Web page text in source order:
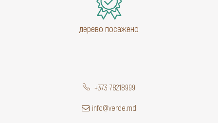
дерево посажено
+373 78218999
info@verde.md